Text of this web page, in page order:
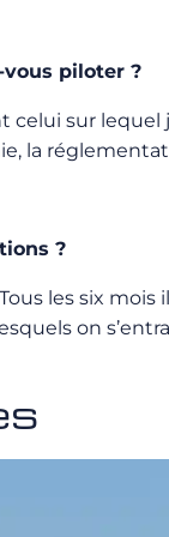
vous piloter ?
sur lequel
la
?
les six
on